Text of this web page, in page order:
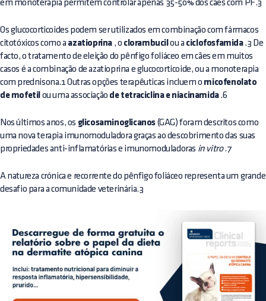
em monoterapia permitem controlar apenas 35-50% dos cães com PF.3
Os glucocorticoides podem ser utilizados em combinação com fármacos
citotóxicos como a azatioprina , o clorambucil ou a ciclofosfamida.3 De
facto, o tratamento de eleição do pênfigo foliáceo em cães em muitos
casos é a combinação de azatioprina e glucocorticoide, ou a monoterapia
com prednisona.1 Outras opções terapêuticas incluem o micofenolato
de mofetil ou uma associação de tetraciclina e niacinamida.6
Nos últimos anos, os glicosaminoglicanos (GAG) foram descritos como
uma nova terapia imunomoduladora graças ao descobrimento das suas
propriedades anti-inflamatórias e imunomoduladoras in vitro.7
A natureza crónica e recorrente do pênfigo foliáceo representa um grande
desafio para a comunidade veterinária.3